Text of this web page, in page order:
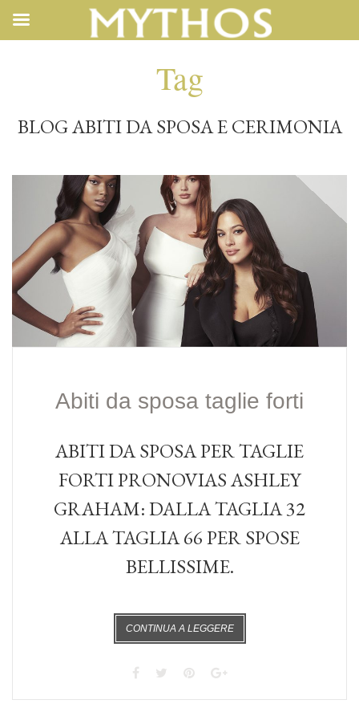
Tag
BLOG ABITI DA SPOSA E CERIMONIA
Abiti da sposa taglie forti
ABITI DA SPOSA PER TAGLIE
FORTI PRONOVIAS ASHLEY
GRAHAM: DALLA TAGLIA 32
ALLA TAGLIA 66 PER SPOSE
BELLISSIME.
CONTINUA A LEGGERE